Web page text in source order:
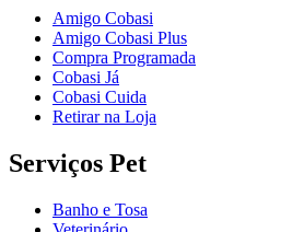
Amigo Cobasi
Amigo Cobasi Plus
Compra Programada
Cobasi Já
Cobasi Cuida
Retirar na Loja
Serviços Pet
Banho e Tosa